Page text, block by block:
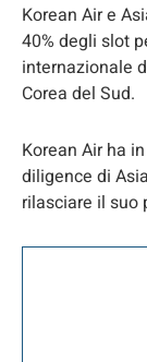
Korean Air e
40% degli slot
internazionale
Corea del Sud.
Korean Air ha
diligence di
rilasciare il suo